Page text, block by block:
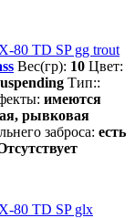
80 TD SP gg trout
Вес(гр): 10 Цвет:
Тип::
имеются
рывковая
заброса: есть
80 TD SP glx